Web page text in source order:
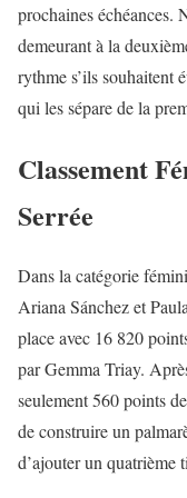
prochaines échéances.
demeurant à la
rythme s’ils souhaitent
qui les sépare de la
Classement
Serrée
Dans la catégorie
Ariana Sánchez et
place avec 16 820
par Gemma Triay.
seulement 560 points
de construire un
d’ajouter un quatrième